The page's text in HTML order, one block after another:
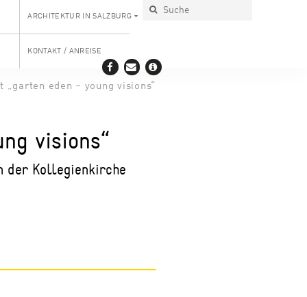
ARCHITEKTUR IN SALZBURG
KONTAKT / ANREISE
eden – young visions“
visions“
der Kollegienkirche